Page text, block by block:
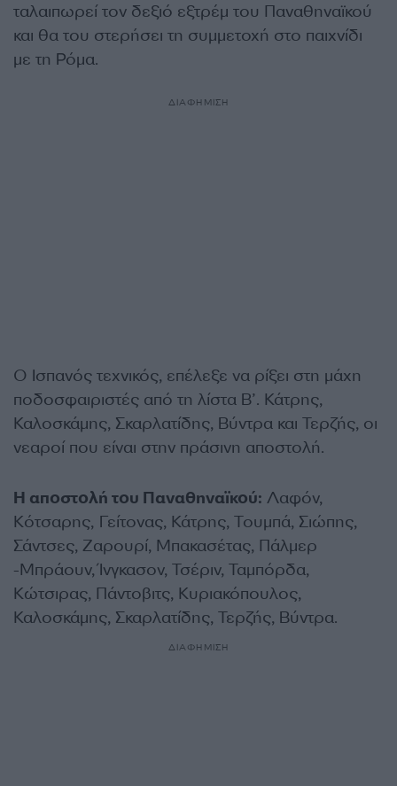
ταλαιπωρεί τον δεξιό εξτρέμ του Παναθηναϊκού
και θα του στερήσει τη συμμετοχή στο παιχνίδι
με τη Ρόμα.
ΔΙΑΦΗΜΙΣΗ
Ο Ισπανός τεχνικός, επέλεξε να ρίξει στη μάχη
ποδοσφαιριστές από τη λίστα Β’. Κάτρης,
Καλοσκάμης, Σκαρλατίδης, Βύντρα και Τερζής, οι
νεαροί που είναι στην πράσινη αποστολή.
Η αποστολή του Παναθηναϊκού: Λαφόν,
Κότσαρης, Γείτονας, Κάτρης, Τουμπά, Σιώπης,
Σάντσες, Ζαρουρί, Μπακασέτας, Πάλμερ
-Μπράουν, Ίνγκασον, Τσέριν, Ταμπόρδα,
Κώτσιρας, Πάντοβιτς, Κυριακόπουλος,
Καλοσκάμης, Σκαρλατίδης, Τερζής, Βύντρα.
ΔΙΑΦΗΜΙΣΗ